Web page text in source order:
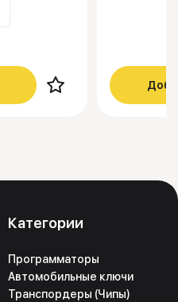
Категории
Программаторы
Автомобильные ключи
Транспордеры (Чипы)